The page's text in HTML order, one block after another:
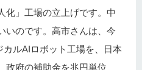
化」工場の立上げです。中
いのです。高市さんは、今
ルAIロボット工場を、日本
政府の補助金を兆円単位